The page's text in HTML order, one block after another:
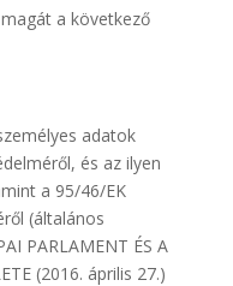
a következő
adatok
és az ilyen
a 95/46/EK
(általános
PARLAMENT ÉS A
(2016. április 27.)